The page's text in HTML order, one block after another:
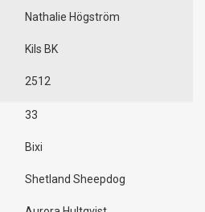
Nathalie Högström
Kils BK
2512
33
Bixi
Shetland Sheepdog